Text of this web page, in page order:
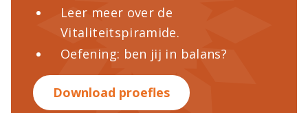
Leer meer over de
Vitaliteitspiramide.
Oefening: ben jij in balans?
Download proefles